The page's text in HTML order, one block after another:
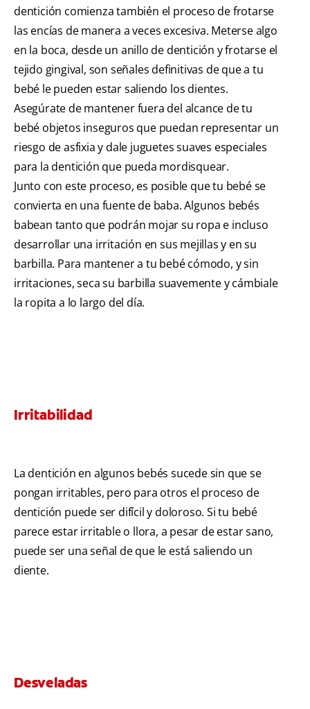
dentición comienza también el proceso de frotarse
las encías de manera a veces excesiva. Meterse algo
en la boca, desde un anillo de dentición y frotarse el
tejido gingival, son señales definitivas de que a tu
bebé le pueden estar saliendo los dientes.
Asegúrate de mantener fuera del alcance de tu
bebé objetos inseguros que puedan representar un
riesgo de asfixia y dale juguetes suaves especiales
para la dentición que pueda mordisquear.
Junto con este proceso, es posible que tu bebé se
convierta en una fuente de baba. Algunos bebés
babean tanto que podrán mojar su ropa e incluso
desarrollar una irritación en sus mejillas y en su
barbilla. Para mantener a tu bebé cómodo, y sin
irritaciones, seca su barbilla suavemente y cámbiale
la ropita a lo largo del día.
Irritabilidad
La dentición en algunos bebés sucede sin que se
pongan irritables, pero para otros el proceso de
dentición puede ser difícil y doloroso. Si tu bebé
parece estar irritable o llora, a pesar de estar sano,
puede ser una señal de que le está saliendo un
diente.
Desveladas